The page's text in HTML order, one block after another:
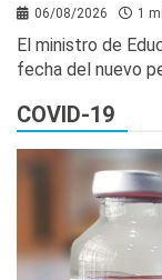
06/08/2026 1
El ministro de
fecha del nuevo
COVID-19